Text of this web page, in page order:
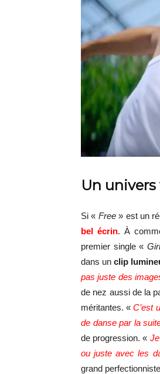
Un
Si « Free» est un
bel écrin. À
premier single «
dans un clip
pas juste des
de nez aussi de la
méritantes. «C’est
de danse par la
de progression. «
ou juste avec les
grand